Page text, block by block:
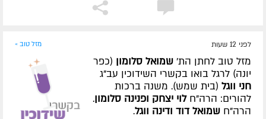
לפני 12 שעות מזל טוב »
מזל טוב לחתן הת' שמואל סלומון (כפר
יונה) לרגל בואו בקשרי השידוכין עב"ג
חני ווגל (בית שמש). משנה ברכות
להורים: הרה"חלוי יצחק ופנינה סלומון.
הרה"ח שמואל דוד ודינה ווגל.